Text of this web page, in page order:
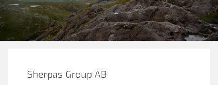
Sherpas Group AB